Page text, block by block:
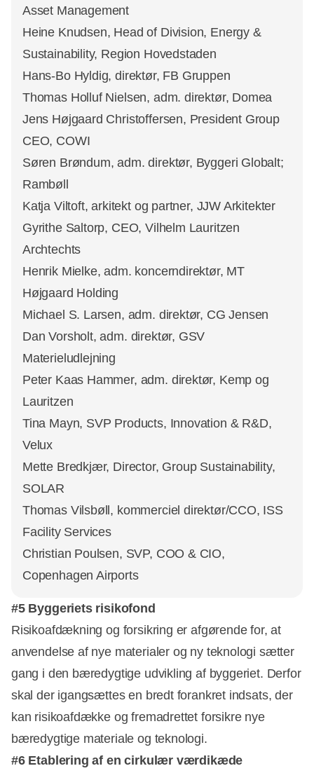
Asset Management
Heine Knudsen, Head of Division, Energy &
Sustainability, Region Hovedstaden
Hans-Bo Hyldig, direktør, FB Gruppen
Thomas Holluf Nielsen, adm. direktør, Domea
Jens Højgaard Christoffersen, President Group
CEO, COWI
Søren Brøndum, adm. direktør, Byggeri Globalt;
Rambøll
Katja Viltoft, arkitekt og partner, JJW Arkitekter
Gyrithe Saltorp, CEO, Vilhelm Lauritzen
Archtechts
Henrik Mielke, adm. koncerndirektør, MT
Højgaard Holding
Michael S. Larsen, adm. direktør, CG Jensen
Dan Vorsholt, adm. direktør, GSV
Materieludlejning
Peter Kaas Hammer, adm. direktør, Kemp og
Lauritzen
Tina Mayn, SVP Products, Innovation & R&D,
Velux
Mette Bredkjær, Director, Group Sustainability,
SOLAR
Thomas Vilsbøll, kommerciel direktør/CCO, ISS
Facility Services
Christian Poulsen, SVP, COO & CIO,
Copenhagen Airports
#5 Byggeriets risikofond
Risikoafdækning og forsikring er afgørende for, at
anvendelse af nye materialer og ny teknologi sætter
gang i den bæredygtige udvikling af byggeriet. Derfor
skal der igangsættes en bredt forankret indsats, der
kan risikoafdække og fremadrettet forsikre nye
bæredygtige materiale og teknologi.
#6 Etablering af en cirkulær værdikæde